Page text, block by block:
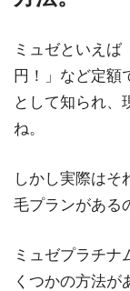
ミュゼといえば
円！」など定額
として知られ、
ね。
しかし実際はそ
毛プランがある
ミュゼプラチナ
くつかの方法が